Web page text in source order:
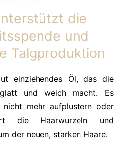
die
und
Talgproduktion
einziehendes Öl, das die
und weich macht. Es
mehr aufplustern oder
die Haarwurzeln und
der neuen, starken Haare.